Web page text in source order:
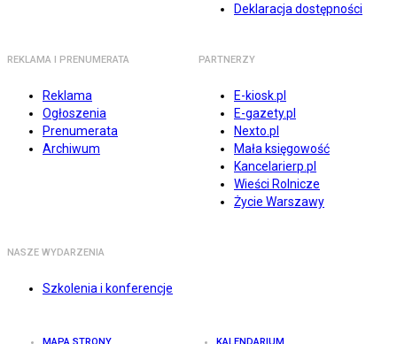
Deklaracja dostępności
REKLAMA I PRENUMERATA
Reklama
Ogłoszenia
Prenumerata
Archiwum
PARTNERZY
E-kiosk.pl
E-gazety.pl
Nexto.pl
Mała księgowość
Kancelarierp.pl
Wieści Rolnicze
Życie Warszawy
NASZE WYDARZENIA
Szkolenia i konferencje